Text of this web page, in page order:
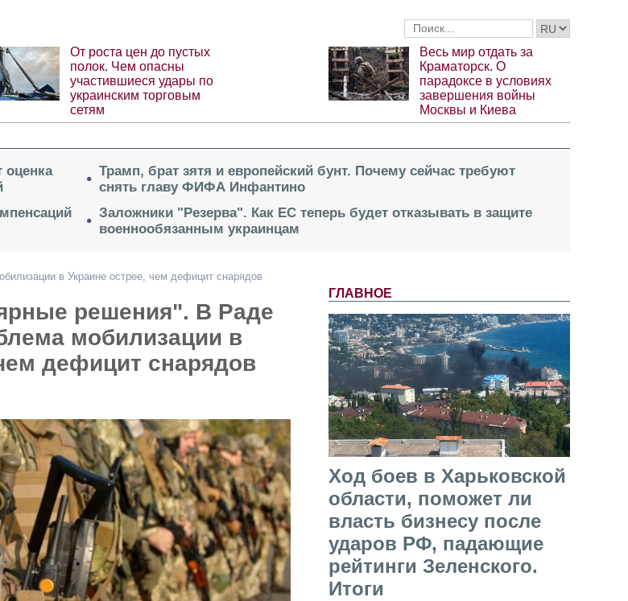
От роста цен до пустых
полок. Чем опасны
участившиеся удары по
украинским торговым
сетям
Весь мир отдать за
Краматорск. О
парадоксе в условиях
завершения войны
Москвы и Киева
оценка
Трамп, брат зятя и европейский бунт. Почему сейчас требуют
снять главу ФИФА Инфантино
Заложники "Резерва". Как ЕС теперь будет отказывать в защите
военнообязанным украинцам
ГЛАВНОЕ
Ход боев в Харьковской
области, поможет ли
власть бизнесу после
ударов РФ, падающие
рейтинги Зеленского.
Итоги
в Украине острее, чем дефицит снарядов
решения". В Раде
мобилизации в
дефицит снарядов